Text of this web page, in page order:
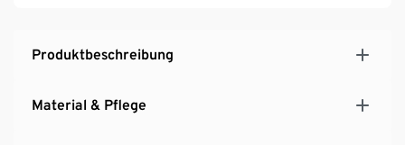
Produktbeschreibung
Material & Pflege